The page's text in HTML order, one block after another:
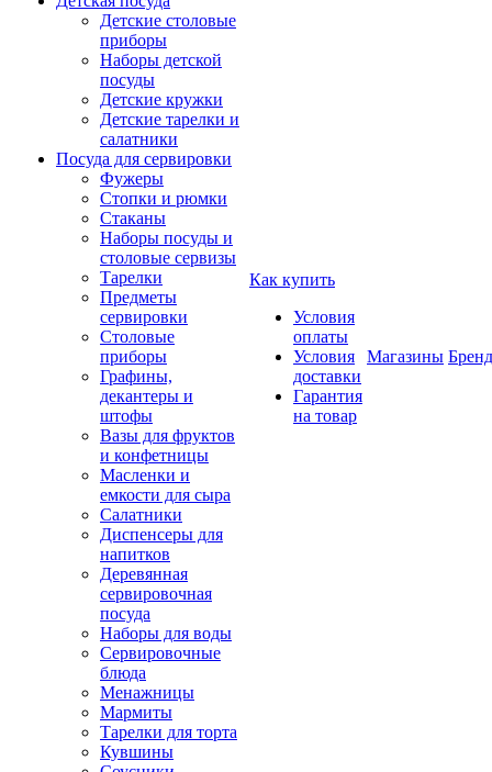
Детские столовые
приборы
Наборы детской
посуды
Детские кружки
Детские тарелки и
салатники
Посуда для сервировки
Фужеры
Стопки и рюмки
Стаканы
Наборы посуды и
столовые сервизы
Тарелки
Предметы
сервировки
Столовые
приборы
Графины,
декантеры и
штофы
Вазы для фруктов
и конфетницы
Масленки и
емкости для сыра
Салатники
Диспенсеры для
напитков
Деревянная
сервировочная
посуда
Наборы для воды
Сервировочные
блюда
Менажницы
Мармиты
Тарелки для торта
Кувшины
Как купить
Условия
оплаты
Условия
доставки
Гарантия
на товар
Магазины